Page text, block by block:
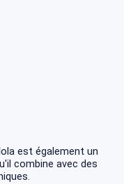
est également un
combine avec des